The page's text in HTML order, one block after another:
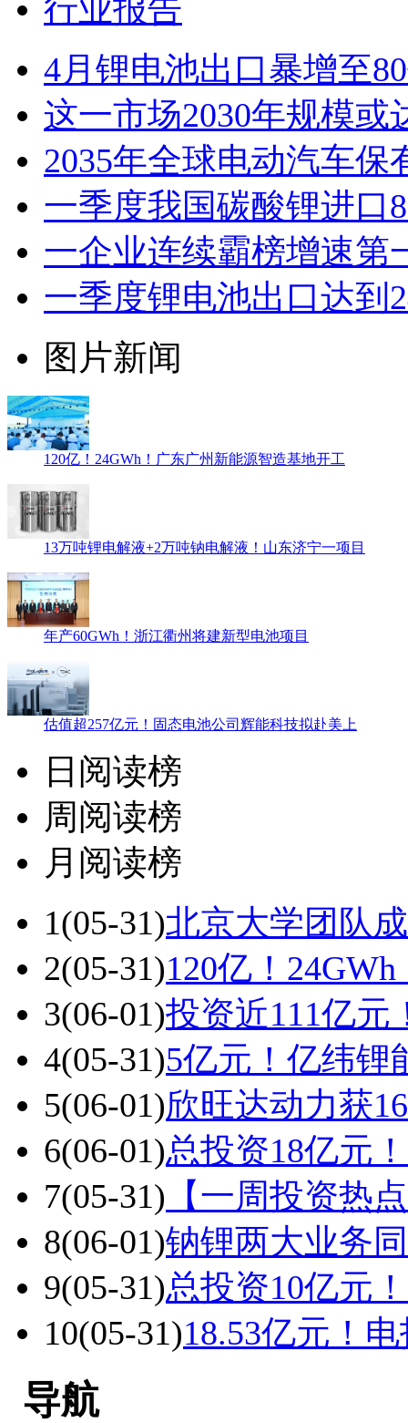
行业报告
4月锂电池出口暴增至
这一市场2030年规模或
2035年全球电动汽车保
一季度我国碳酸锂进口
一企业连续霸榜增速第
一季度锂电池出口达到
图片新闻
120亿！24GWh！广东广州新能源智造基地开工
13万吨锂电解液+2万吨钠电解液！山东济宁一项目
年产60GWh！浙江衢州将建新型电池项目
估值超257亿元！固态电池公司辉能科技拟赴美上
日阅读榜
周阅读榜
月阅读榜
1(05-31)北京大学团队
2(05-31)120亿！
3(06-01)投资近111亿元
4(05-31)5亿元！亿纬锂
5(06-01)欣旺达动力获
6(06-01)总投资18亿元
7(05-31) 【一周投资热
8(06-01)钠锂两大业务
9(05-31)总投资10亿元
10(05-31)18.53亿元！
导航